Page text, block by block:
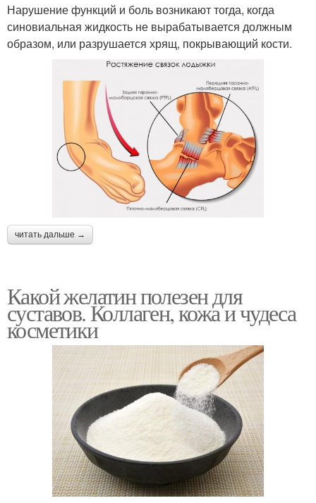
Нарушение функций и боль возникают тогда, когда
синовиальная жидкость не вырабатывается должным
образом, или разрушается хрящ, покрывающий кости.
читать дальше →
Какой желатин полезен для
суставов. Коллаген, кожа и чудеса
косметики